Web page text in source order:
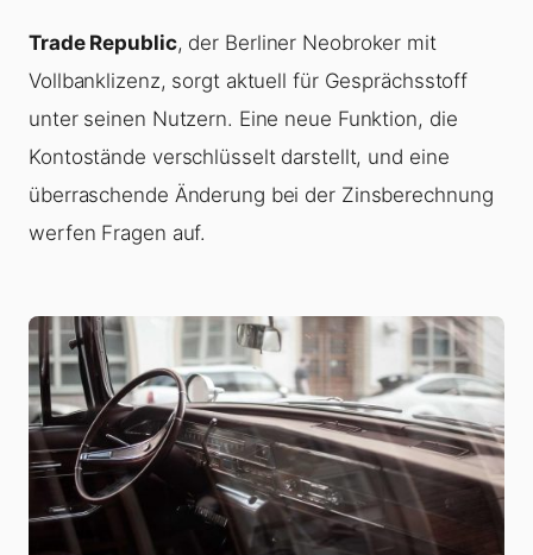
Trade Republic, der Berliner Neobroker mit
Vollbanklizenz, sorgt aktuell für Gesprächsstoff
unter seinen Nutzern. Eine neue Funktion, die
Kontostände verschlüsselt darstellt, und eine
überraschende Änderung bei der Zinsberechnung
werfen Fragen auf.